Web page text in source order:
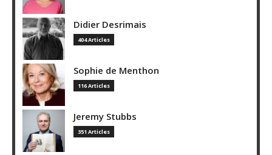
Didier Desrimais
404 Articles
Sophie de Menthon
116 Articles
Jeremy Stubbs
351 Articles